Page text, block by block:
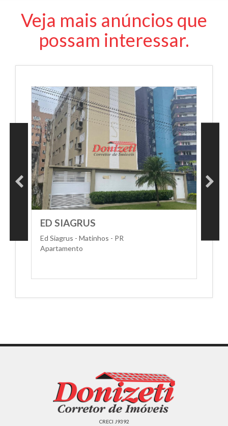
Veja mais anúncios que
possam interessar.
ED SIAGRUS
Ed Siagrus - Matinhos - PR
Apartamento
CRECI J9392